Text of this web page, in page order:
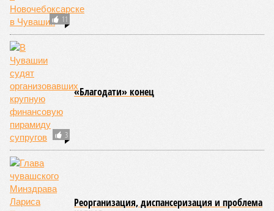
11
3
«Благодати» конец
Реорганизация, диспансеризация и проблема